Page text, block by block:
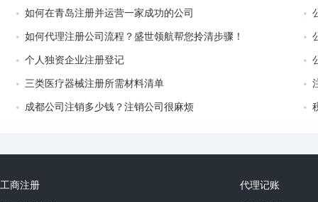
如何在青岛注册并运营一家成功的公司
如何代理注册公司流程？盛世领航帮您拎清步骤！
个人独资企业注册登记
三类医疗器械注册所需材料清单
成都公司注销多少钱？注销公司很麻烦
工商注册 代理记账